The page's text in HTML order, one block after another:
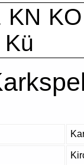
KN KO
Kü